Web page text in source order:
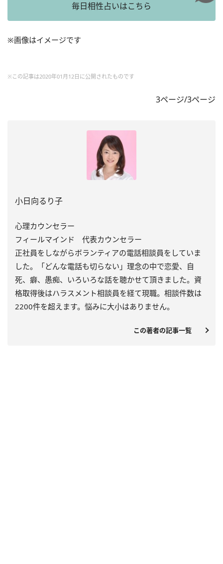
毎日相性占いはこちら
※画像はイメージです
※この記事は2020年01月12日に公開されたものです
3ページ/3ページ
小日向るり子
心理カウンセラー
フィールマインド 代表カウンセラー
正社員をしながらボランティアの電話相談員をしていま
した。「どんな電話も切らない」理念の中で恋愛、自
死、癖、愚痴、いろいろな話を聴かせて頂きました。資
格取得後はハラスメント相談員を経て現職。相談件数は
2200件を超えます。悩みに大小はありません。
この著者の記事一覧